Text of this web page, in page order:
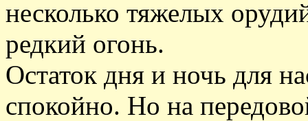
несколько тяжелых
редкий огонь.
Остаток дня и ночь для
спокойно. Но на